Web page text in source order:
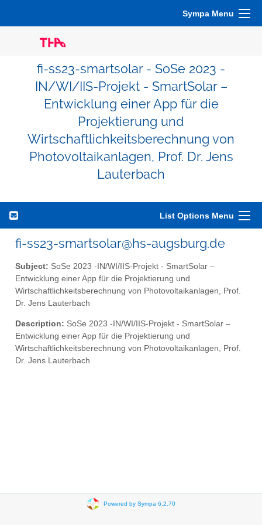
Sympa Menu
fi-ss23-smartsolar - SoSe 2023 -
IN/WI/IIS-Projekt - SmartSolar –
Entwicklung einer App für die
Projektierung und
Wirtschaftlichkeitsberechnung von
Photovoltaikanlagen, Prof. Dr. Jens
Lauterbach
List Options Menu
fi-ss23-smartsolar@hs-augsburg.de
Subject: SoSe 2023 -IN/WI/IIS-Projekt - SmartSolar –
Entwicklung einer App für die Projektierung und
Wirtschaftlichkeitsberechnung von Photovoltaikanlagen, Prof.
Dr. Jens Lauterbach
Description: SoSe 2023 -IN/WI/IIS-Projekt - SmartSolar –
Entwicklung einer App für die Projektierung und
Wirtschaftlichkeitsberechnung von Photovoltaikanlagen, Prof.
Dr. Jens Lauterbach
Powered by Sympa 6.2.70